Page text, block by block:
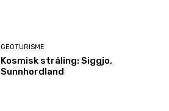
GEOTURISME
Kosmisk stråling: Siggjo,
Sunnhordland